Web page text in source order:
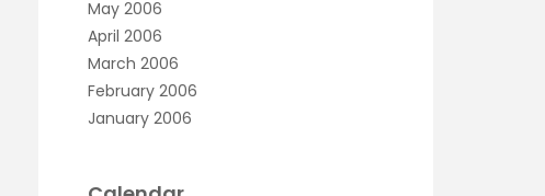
May 2006
April 2006
March 2006
February 2006
January 2006